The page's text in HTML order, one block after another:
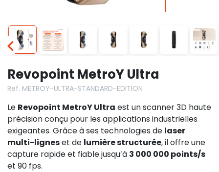
Revopoint MetroY Ultra
Ref. METROY-ULTRA-STANDARD-EDITION
Le Revopoint MetroY Ultra est un scanner 3D haute
précision conçu pour les applications industrielles
exigeantes. Grâce à ses technologies de laser
multi-ligneset de lumière structurée, il offre une
capture rapide et fiable jusqu’à 3 000 000 points/s
et 90 fps.